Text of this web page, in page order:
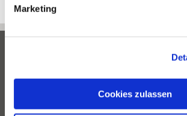
Marketing
Cookies zulassen
Datenschutzerklärung